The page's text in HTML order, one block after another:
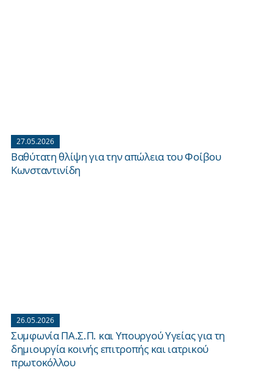
27.05.2026
Βαθύτατη θλίψη για την απώλεια του Φοίβου
Κωνσταντινίδη
26.05.2026
Συμφωνία ΠΑ.Σ.Π. και Υπουργού Υγείας για τη
δημιουργία κοινής επιτροπής και ιατρικού
πρωτοκόλλου